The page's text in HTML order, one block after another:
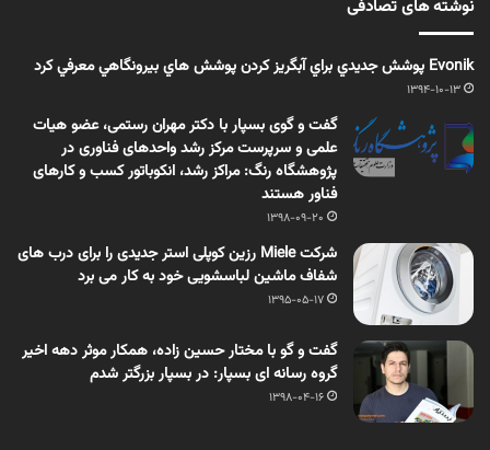
نوشته های تصادفی
Evonik پوشش جديدي براي آبگريز كردن پوشش هاي بيرونگاهي معرفي كرد
1394-10-13
گفت و گوی بسپار با دکتر مهران رستمی، عضو هیات
علمی و سرپرست مرکز رشد واحدهای فناوری در
پژوهشگاه رنگ: مراکز رشد، انکوباتور کسب و کارهای
فناور هستند
1398-09-20
شرکت Miele رزین کوپلی استر جدیدی را برای درب های
شفاف ماشین لباسشویی خود به کار می برد
1395-05-17
گفت و گو با مختار حسین زاده، همکار موثر دهه اخیر
گروه رسانه ای بسپار: در بسپار بزرگتر شدم
1398-04-16